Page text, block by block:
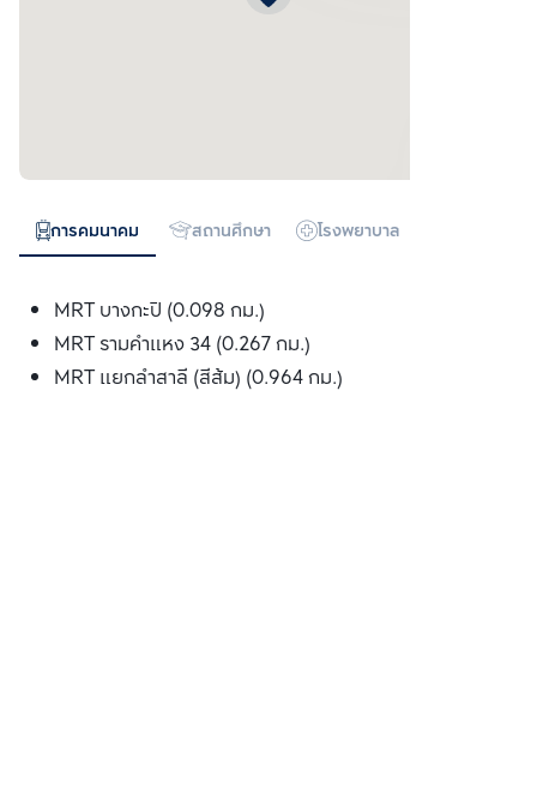
การคมนาคม สถานศึกษา โรงพยาบาล
MRT บางกะปิ (0.098 กม.)
MRT รามคำแหง 34 (0.267 กม.)
MRT แยกลำสาลี (สีส้ม) (0.964 กม.)